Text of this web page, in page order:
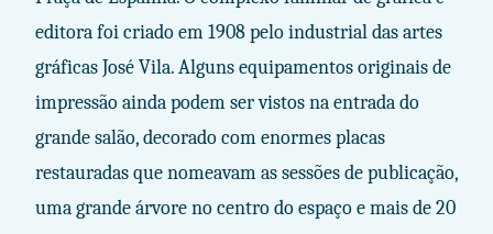
editora foi criado em 1908 pelo industrial das artes
gráficas José Vila. Alguns equipamentos originais de
impressão ainda podem ser vistos na entrada do
grande salão, decorado com enormes placas
restauradas que nomeavam as sessões de publicação,
uma grande árvore no centro do espaço e mais de 20